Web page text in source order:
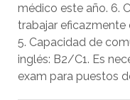
médico este año. 6.
trabajar eficazmente
5. Capacidad de
inglés: B2/C1. Es
exam para puestos